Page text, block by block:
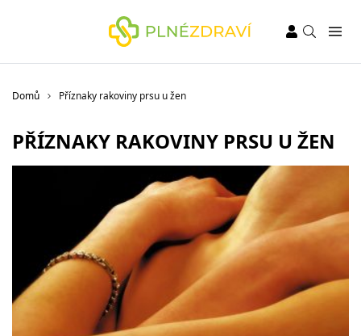
Domů Příznaky rakoviny prsu u žen
PŘÍZNAKY RAKOVINY PRSU U ŽEN